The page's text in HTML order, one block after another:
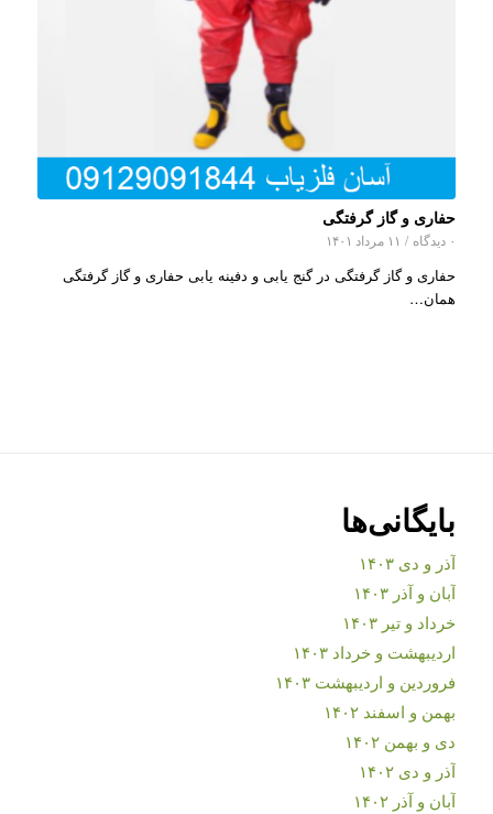
حفاری و گاز گرفتگی
۰ دیدگاه / ۱۱ مرداد ۱۴۰۱
حفاری و گاز گرفتگی در گنج یابی و دفینه یابی حفاری و گاز گرفتگی
همان…
بایگانی‌ها
آذر و دی ۱۴۰۳
آبان و آذر ۱۴۰۳
خرداد و تیر ۱۴۰۳
اردیبهشت و خرداد ۱۴۰۳
فروردین و اردیبهشت ۱۴۰۳
بهمن و اسفند ۱۴۰۲
دی و بهمن ۱۴۰۲
آذر و دی ۱۴۰۲
آبان و آذر ۱۴۰۲